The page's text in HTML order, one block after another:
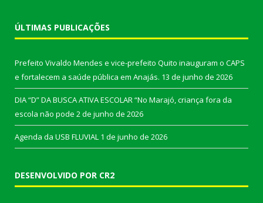
ÚLTIMAS PUBLICAÇÕES
Prefeito Vivaldo Mendes e vice-prefeito Quito inauguram o CAPS
e fortalecem a saúde pública em Anajás. 13 de junho de 2026
DIA “D” DA BUSCA ATIVA ESCOLAR “No Marajó, criança fora da
escola não pode 2 de junho de 2026
Agenda da USB FLUVIAL 1 de junho de 2026
DESENVOLVIDO POR CR2